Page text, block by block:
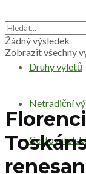
Svět
Druhy výletů
Netradiční
Žádný výsledek
Zobrazit všechny